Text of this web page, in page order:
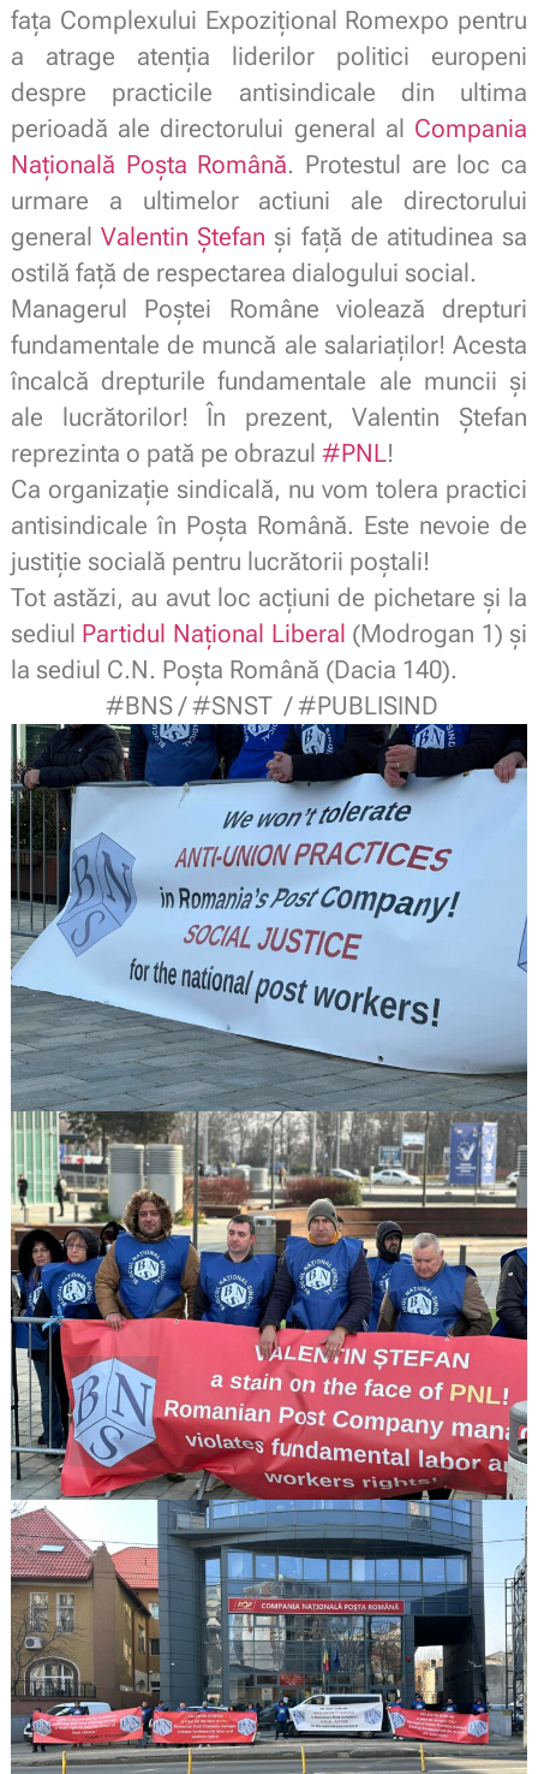
fața Complexului Expozițional Romexpo pentru
a atrage atenția liderilor politici europeni
despre practicile antisindicale din ultima
perioadă ale directorului general al Compania
Naţională Poşta Română. Protestul are loc ca
urmare a ultimelor actiuni ale directorului
generalValentin Ștefan și față de atitudinea sa
ostilă față de respectarea dialogului social.
Managerul Poștei Române violează drepturi
fundamentale de muncă ale salariaților! Acesta
încalcă drepturile fundamentale ale muncii și
ale lucrătorilor! În prezent, Valentin Ștefan
reprezinta o pată pe obrazul #PNL!
Ca organizație sindicală, nu vom tolera practici
antisindicale în Poșta Română. Este nevoie de
justiție socială pentru lucrătorii poștali!
Tot astăzi, au avut loc acțiuni de pichetare și la
sediul Partidul Naţional Liberal (Modrogan 1) și
la sediul C.N. Poșta Română (Dacia 140).
#BNS/#SNST /#PUBLISIND